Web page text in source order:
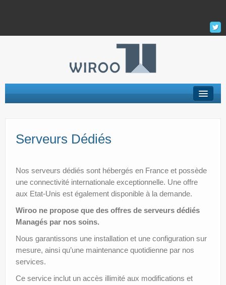
Serveur Privé Virtuel – VPS
Mon Compte
Serveurs Dédiés
Nos serveurs dédiés sont hébergés en France et possède
une connectivité internationale exceptionnelle. Une offre
aux Etat-Unis est également disponible à la demande.
Wiroo ne propose que des offres de serveurs dédiés
Managés par nos soins.
Nous garantissons une installation et une configuration sur
mesure, ainsi qu’une maintenance quotidienne par nos
services.
Ce service inclut un accès illimité aux modifications et